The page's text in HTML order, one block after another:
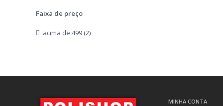
Faixa de preço
acima de 499 (2)
MINHA CONTA